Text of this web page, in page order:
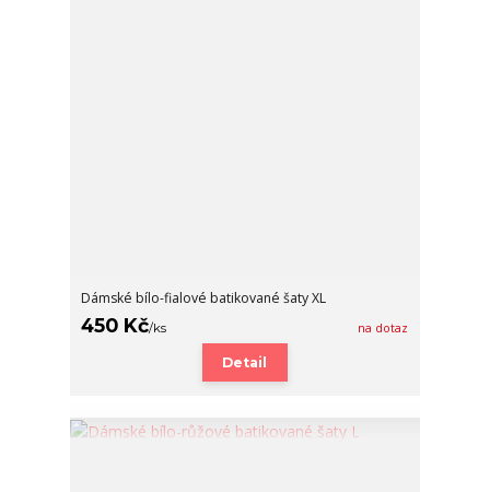
Dámské bílo-fialové batikované šaty XL
450 Kč/ks na dotaz
Detail